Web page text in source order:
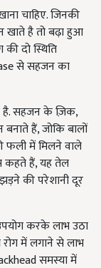
चाहिए. जिनकी
खाते है तो बढ़ा हुआ
की दो स्थिति
से सहजन का
है. सहजन के ज़िक,
हैं, जोकि बालों
फली में मिलने वाले
कहते हैं, यह तेल
की परेशानी दूर
करके लाभ उठा
में लगाने से लाभ
समस्या में